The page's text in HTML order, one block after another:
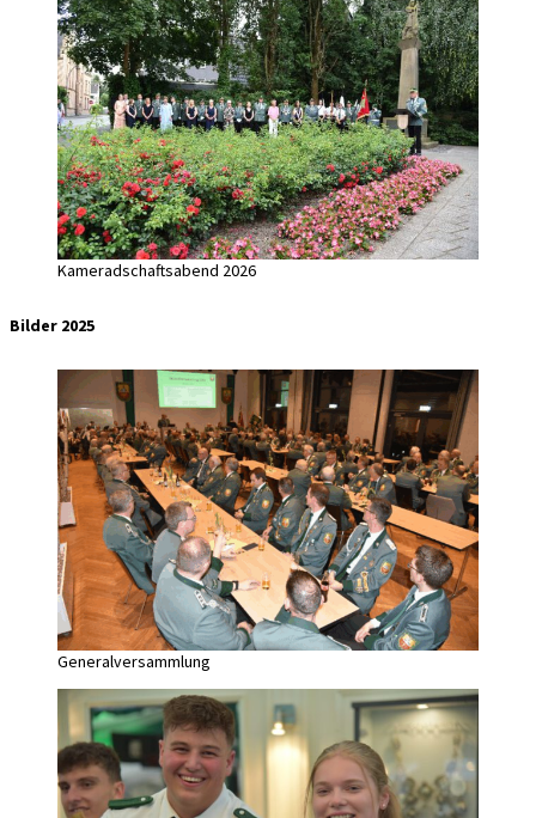
Kameradschaftsabend 2026
Bilder 2025
Generalversammlung